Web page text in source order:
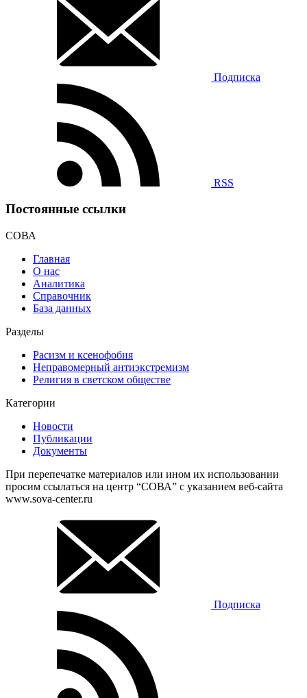
Подписка
RSS
Постоянные ссылки
СОВА
Главная
О нас
Аналитика
Справочник
База данных
Разделы
Расизм и ксенофобия
Неправомерный антиэкстремизм
Религия в светском обществе
Категории
Новости
Публикации
Документы
При перепечатке материалов или ином их использовании
просим ссылаться на центр “СОВА” с указанием веб-сайта
www.sova-center.ru
Подписка